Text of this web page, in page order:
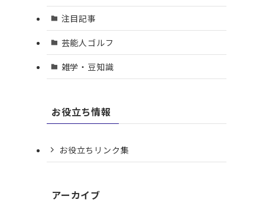
注目記事
芸能人ゴルフ
雑学・豆知識
お役立ち情報
お役立ちリンク集
アーカイブ